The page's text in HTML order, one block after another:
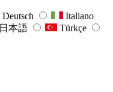
Deutsch
Italiano
日本語
Türkçe